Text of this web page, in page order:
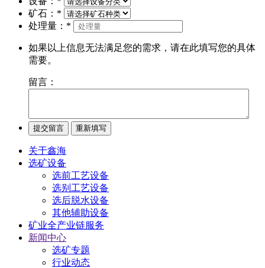
矿石： *
处理量： *
如果以上信息无法满足您的需求，请在此填写您的具体
需要。
留言：
关于鑫海
选矿设备
选前工艺设备
选别工艺设备
选后脱水设备
其他辅助设备
矿业全产业链服务
新闻中心
选矿专题
行业动态